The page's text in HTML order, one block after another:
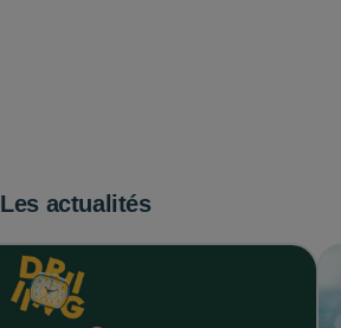
Les actualités